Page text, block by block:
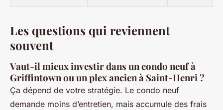
Les questions qui reviennent
souvent
Vaut-il mieux investir dans un condo neuf à
Griffintown ou un plex ancien à Saint-Henri ?
Ça dépend de votre stratégie. Le condo neuf
demande moins d’entretien, mais accumule des frais